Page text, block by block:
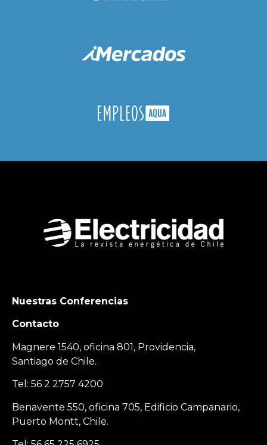
Nuestras Conferencias
Contacto
Magnere 1540, oficina 801, Providencia,
Santiago de Chile.
Tel: 56 2 2757 4200
Benavente 550, oficina 705, Edificio Campanario,
Puerto Montt, Chile.